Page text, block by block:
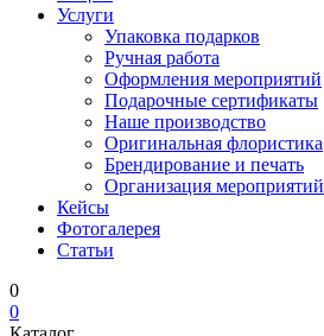
Услуги
Упаковка подарков
Ручная работа
Оформления мероприятий
Подарочные сертификаты
Наше производство
Оригинальная флористика
Брендирование и печать
Организация мероприятий
Кейсы
Фотогалерея
Статьи
0
0